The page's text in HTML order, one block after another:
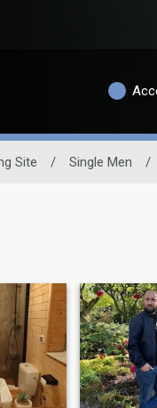
Site / Single Men /